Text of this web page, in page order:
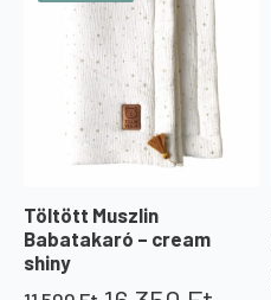
Töltött Muszlin
Babatakaró – cream
shiny